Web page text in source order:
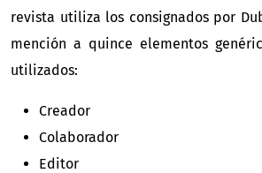
revista utiliza los consignados por
mención a quince elementos
utilizados:
Creador
Colaborador
Editor